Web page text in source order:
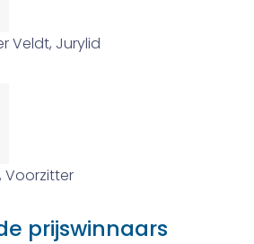
Veldt, Jurylid
Voorzitter
prijswinnaars